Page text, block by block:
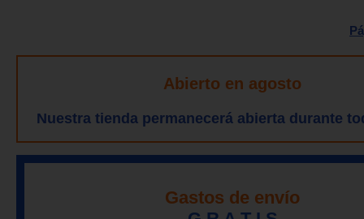
Abierto en agosto
Nuestra tienda permanecerá abierta durante
Gastos de envío